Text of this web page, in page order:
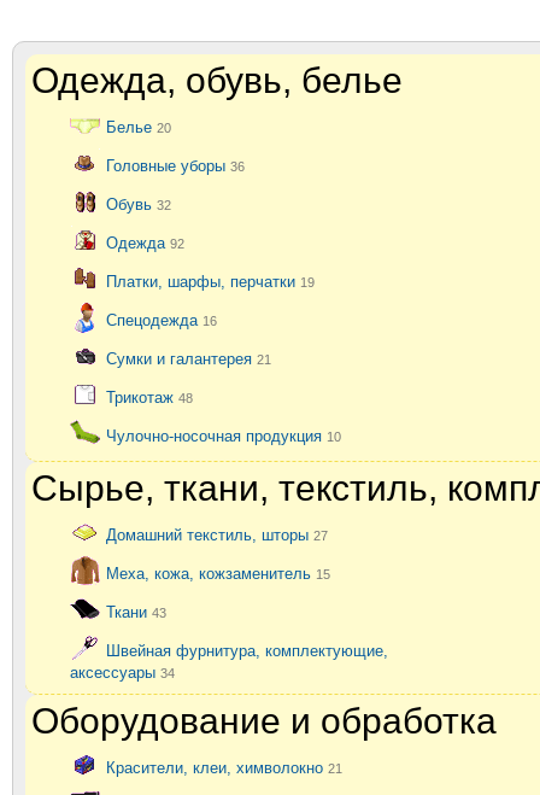
Одежда, обувь, белье
Белье 20
Головные уборы 36
Обувь 32
Одежда 92
Платки, шарфы, перчатки 19
Спецодежда 16
Сумки и галантерея 21
Трикотаж 48
Чулочно-носочная продукция 10
Сырье, ткани, текстиль,
Домашний текстиль, шторы 27
Меха, кожа, кожзаменитель 15
Ткани 43
Швейная фурнитура, комплектующие,
аксессуары 34
Оборудование и обработка
Красители, клеи, химволокно 21